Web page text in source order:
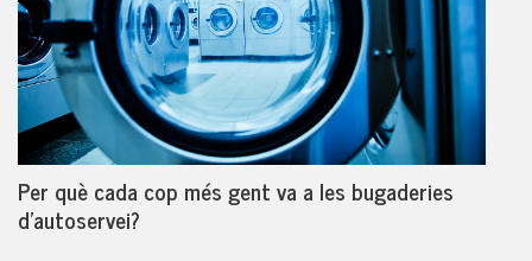
Per què cada cop més gent va a les bugaderies
d'autoservei?